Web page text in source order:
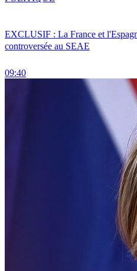
EXCLUSIF : La France et
controversée au SEAE
09:40